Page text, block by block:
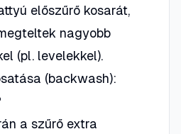
előszűrő kosarát,
nagyobb
(pl. levelekkel).
(backwash):
a szűrő extra